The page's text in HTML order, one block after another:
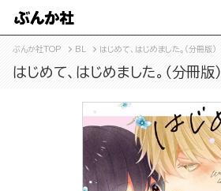
ぶんか社TOP BL はじめて、はじめました。（分冊版）
はじめて、はじめました。（分冊版）